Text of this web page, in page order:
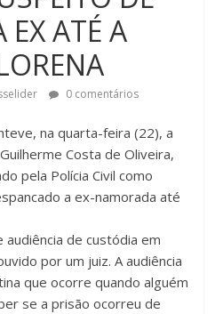
EX ATÉ A
0 comentários
na quarta-feira (22), a
Costa de Oliveira,
pela Polícia Civil como
a ex-namorada até
de custódia em
por um juiz. A audiência
que ocorre quando alguém
se a prisão ocorreu de